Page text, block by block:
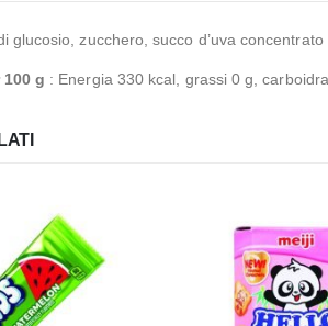
glucosio, zucchero, succo d’uva
g : Energia 330 kcal, grassi 0 g,